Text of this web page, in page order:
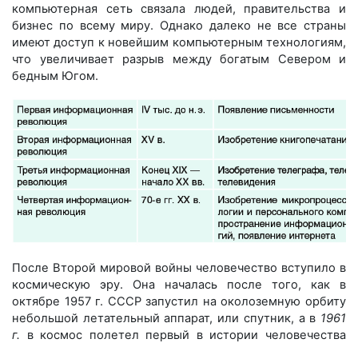
компьютерная сеть связала людей, правительства и
бизнес по всему миру. Однако далеко не все страны
имеют доступ к новейшим компьютерным технологиям,
что увеличивает разрыв между богатым Севером и
бедным Югом.
После Второй мировой войны человечество вступило в
космическую эру. Она началась после того, как в
октябре 1957 г. СССР запустил на околоземную орбиту
небольшой летательный аппарат, или спутник, а в 1961
г. в космос полетел первый в истории человечества